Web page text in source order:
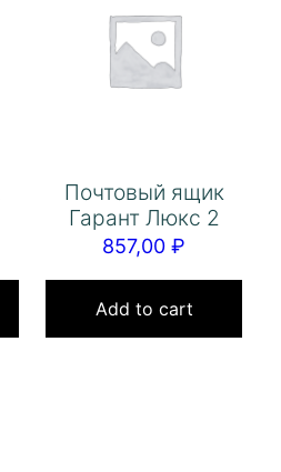
Почтовый ящик
Гарант Люкс 2
857,00₽
Add to cart